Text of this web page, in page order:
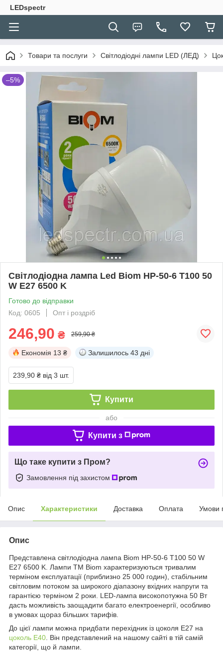
LEDspectr
Товари та послуги Світлодіодні лампи LED (ЛЕД)
–5%
Світлодіодна лампа Led Biom HP-50-6 T100 50
W E27 6500 K
Готово до відправки
Код: 0605
Опт і роздріб
246,90 ₴ 259,90 ₴
Економія 13 ₴ Залишилось 43 дні
239,90 ₴ від 3 шт.
Купити
або
Купити з
Що таке купити з Пром?
Замовлення під захистом
Опис Характеристики Доставка Оплата Умови
Опис
Представлена світлодіодна лампа Biom HP-50-6 Т100 50 W
E27 6500 K. Лампи ТМ Biom характеризуються тривалим
терміном експлуатації (приблизно 25 000 годин), стабільним
світловим потоком за широкого діапазону вхідних напруги та
гарантією терміном 2 роки. LED-лампа високопотужна 50 Вт
дасть можливість заощадити багато електроенергії, особливо
в умовах щораз більших тарифів.
До цієї лампи можна придбати перехідник із цоколя Е27 на
цоколь Е40 . Він представлений на нашому сайті в тій самій
категорії, що й лампи.